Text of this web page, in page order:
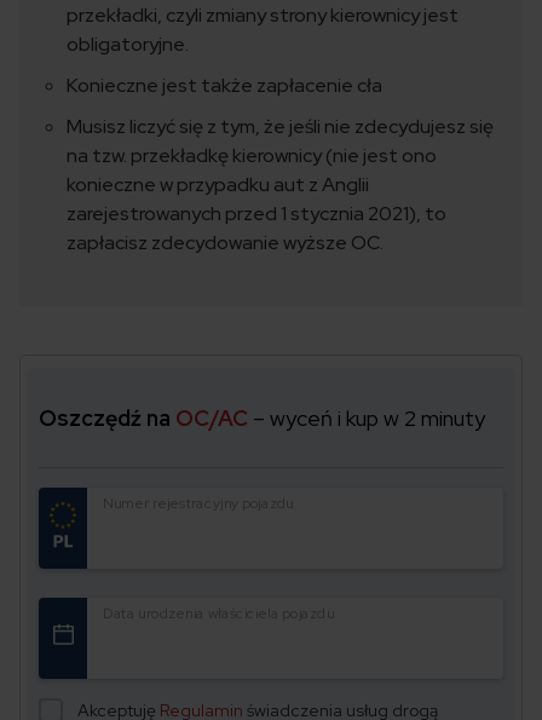
przekładki, czyli zmiany strony kierownicy jest
obligatoryjne.
Konieczne jest także zapłacenie cła
Musisz liczyć się z tym, że jeśli nie zdecydujesz się
na tzw. przekładkę kierownicy (nie jest ono
konieczne w przypadku aut z Anglii
zarejestrowanych przed 1 stycznia 2021), to
zapłacisz zdecydowanie wyższe OC.
Oszczędź na OC/AC – wyceń i kup w 2 minuty
Numer rejestracyjny pojazdu
Data urodzenia właściciela pojazdu
Akceptuję Regulamin świadczenia usług drogą